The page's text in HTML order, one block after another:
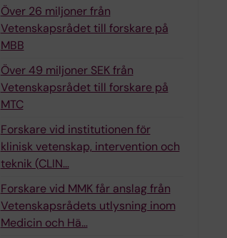
Över 26 miljoner från
Vetenskapsrådet till forskare på
MBB
Över 49 miljoner SEK från
Vetenskapsrådet till forskare på
MTC
Forskare vid institutionen för
klinisk vetenskap, intervention och
teknik (CLIN…
Forskare vid MMK får anslag från
Vetenskapsrådets utlysning inom
Medicin och Hä…